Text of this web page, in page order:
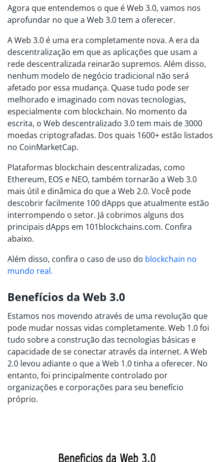
Agora que entendemos o que é Web 3.0, vamos nos
aprofundar no que a Web 3.0 tem a oferecer.
A Web 3.0 é uma era completamente nova. A era da
descentralização em que as aplicações que usam a
rede descentralizada reinarão supremos. Além disso,
nenhum modelo de negócio tradicional não será
afetado por essa mudança. Quase tudo pode ser
melhorado e imaginado com novas tecnologias,
especialmente com blockchain. No momento da
escrita, o Web descentralizado 3.0 tem mais de 3000
moedas criptografadas. Dos quais 1600+ estão listados
no CoinMarketCap.
Plataformas blockchain descentralizadas, como
Ethereum, EOS e NEO, também tornarão a Web 3.0
mais útil e dinâmica do que a Web 2.0. Você pode
descobrir facilmente 100 dApps que atualmente estão
interrompendo o setor. Já cobrimos alguns dos
principais dApps em 101blockchains.com. Confira
abaixo.
Além disso, confira o caso de uso do blockchain no
mundo real.
Benefícios da Web 3.0
Estamos nos movendo através de uma revolução que
pode mudar nossas vidas completamente. Web 1.0 foi
tudo sobre a construção das tecnologias básicas e
capacidade de se conectar através da internet. A Web
2.0 levou adiante o que a Web 1.0 tinha a oferecer. No
entanto, foi principalmente controlado por
organizações e corporações para seu benefício
próprio.